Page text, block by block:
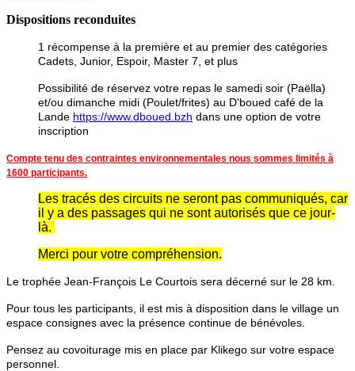
Dispositions reconduites
1 récompense à la première et au premier des catégories
Cadets, Junior, Espoir, Master 7, et plus
Possibilité de réservez votre repas le samedi soir (Paëlla)
et/ou dimanche midi (Poulet/frites) au D'boued café de la
Lande https://www.dboued.bzh dans une option de votre
inscription
Compte tenu des contraintes environnementales nous sommes limités à
1600 participants.
Les tracés des circuits ne seront pas communiqués, car
il y a des passages qui ne sont autorisés que ce jour-
là.
Merci pour votre compréhension.
Le trophée Jean-François Le Courtois sera décerné sur le 28 km.
Pour tous les participants, il est mis à disposition dans le village un
espace consignes avec la présence continue de bénévoles.
Pensez au covoiturage mis en place par Klikego sur votre espace
personnel.